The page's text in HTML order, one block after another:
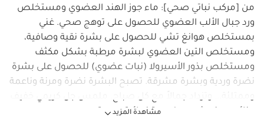
مشاهدة المزيد
من [مركب نباتي صحي]: ماء جوز الهند العضوي ومستخلص
ورد جبال الألب العضوي للحصول على توهج صحي. غني
بمستخلص هوانغ تشي للحصول على بشرة نقية وصافية،
ومستخلص التين العضوي لبشرة مرطبة بشكل مكثف
ومستخلص بذور الأسيرولا (نبات عضوي) للحصول على بشرة
نضرة وردية وبشرة مشرقة. تصبح البشرة نضرة ومرنة وناعمة
وممتلئة... وتزداد جمالاً مع كل صباح. ملمس جل كريمي خفيف
وذائب ومنعش مع لمسة نهائية حريرية.